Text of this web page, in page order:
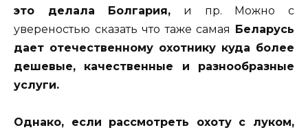
это делала Болгария, и пр. Можно с
увереностью сказать что таже самая Беларусь
дает отечественному охотнику куда более
дешевые, качественные и разнообразные
услуги.
Однако, если рассмотреть охоту с луком,